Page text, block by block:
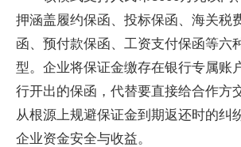
押涵盖履约保函、投标保函、海关税
函、预付款保函、工资支付保函等六
型。企业将保证金缴存在银行专属账
行开出的保函，代替要直接给合作方
从根源上规避保证金到期返还时的纠
企业资金安全与收益。